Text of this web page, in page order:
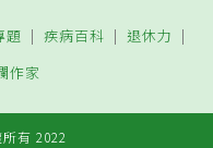
題 疾病百科
退休力
作家
有 2022